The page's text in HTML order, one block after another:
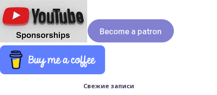
Свежие записи